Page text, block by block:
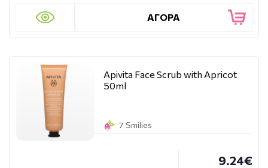
ΑΓΟΡΑ
Apivita Face Scrub with Apricot
50ml
7 Smilies
9.24€